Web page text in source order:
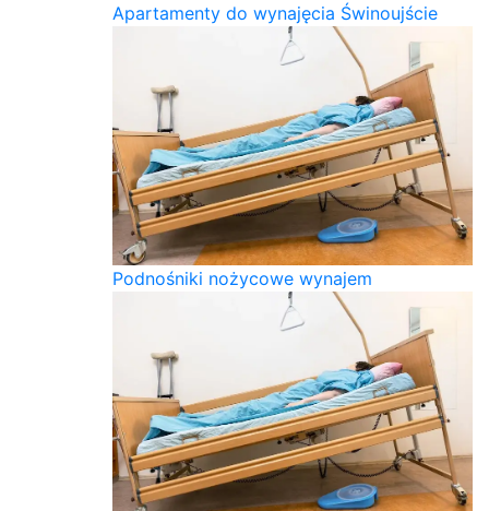
Apartamenty do wynajęcia Świnoujście
Podnośniki nożycowe wynajem